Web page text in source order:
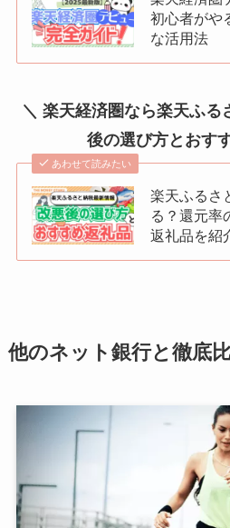
初心者がや
な活用法
＼ 楽天経済圏なら楽天ふる
後の選び方とおす
あわせて読みたい
楽天ふるさ
る？還元率
返礼品を紹
他のネット銀行と徹底